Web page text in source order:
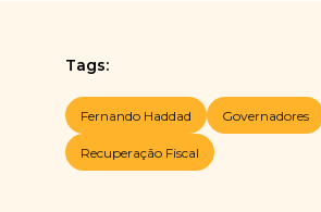
Tags:
Fernando Haddad Governadores
Recuperação Fiscal